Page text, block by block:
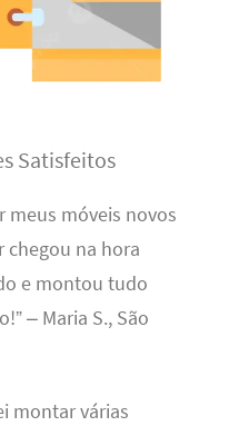
Satisfeitos
meus móveis novos
chegou na hora
e montou tudo
– Maria S., São
montar várias